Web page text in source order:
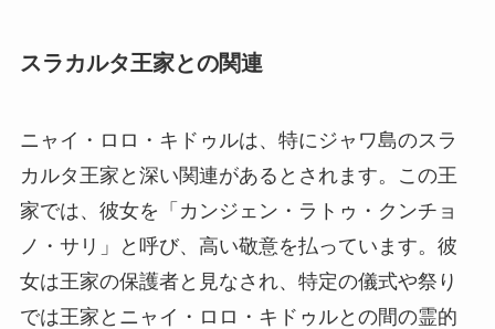
スラカルタ王家との関連
ニャイ・ロロ・キドゥルは、特にジャワ島のスラ
カルタ王家と深い関連があるとされます。この王
家では、彼女を「カンジェン・ラトゥ・クンチョ
ノ・サリ」と呼び、高い敬意を払っています。彼
女は王家の保護者と見なされ、特定の儀式や祭り
では王家とニャイ・ロロ・キドゥルとの間の霊的